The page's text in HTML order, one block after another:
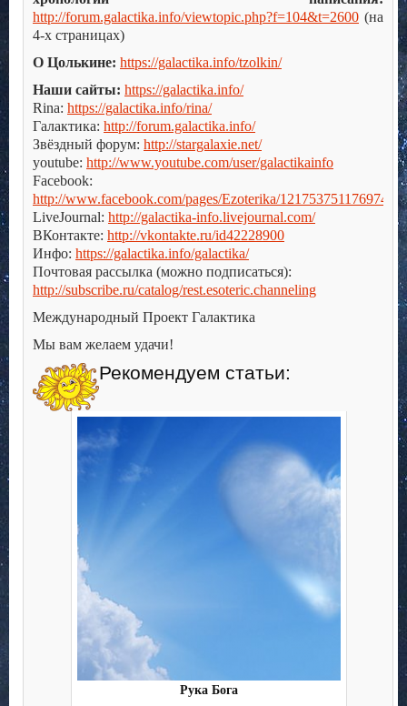
http://forum.galactika.info/viewtopic.php?f=104&t=2600 (на
4-х страницах)
О Цолькине: https://galactika.info/tzolkin/
Наши сайты: https://galactika.info/
Rina: https://galactika.info/rina/
Галактика: http://forum.galactika.info/
Звёздный форум: http://stargalaxie.net/
youtube: http://www.youtube.com/user/galactikainfo
Facebook:
http://www.facebook.com/pages/Ezoterika/121753751176974
LiveJournal: http://galactika-info.livejournal.com/
ВКонтакте: http://vkontakte.ru/id42228900
Инфо: https://galactika.info/galactika/
Почтовая рассылка (можно подписаться):
http://subscribe.ru/catalog/rest.esoteric.channeling
Международный Проект Галактика
Мы вам желаем удачи!
Рекомендуем статьи:
Рука Бога